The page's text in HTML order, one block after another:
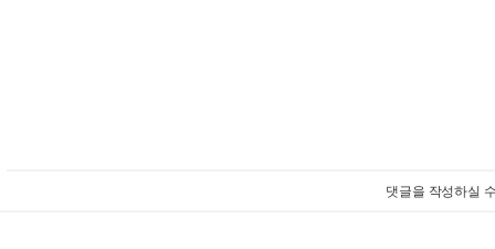
댓글을 작성하실